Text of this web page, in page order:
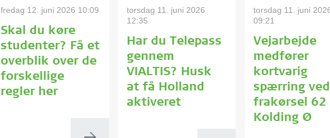
fredag 12. juni 2026 10:09
Skal du køre
studenter? Få et
overblik over de
forskellige
regler her
torsdag 11. juni 2026
12:35
Har du Telepass
gennem
VIALTIS? Husk
at få Holland
aktiveret
torsdag 11. juni
09:21
Vejarbejde
medfører
kortvarig
spærring ved
frakørsel 62
Kolding Ø